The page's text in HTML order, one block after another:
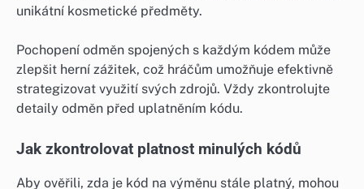
unikátní kosmetické předměty.
Pochopení odměn spojených s každým kódem může
zlepšit herní zážitek, což hráčům umožňuje efektivně
strategizovat využití svých zdrojů. Vždy zkontrolujte
detaily odměn před uplatněním kódu.
Jak zkontrolovat platnost minulých kódů
Aby ověřili, zda je kód na výměnu stále platný, mohou